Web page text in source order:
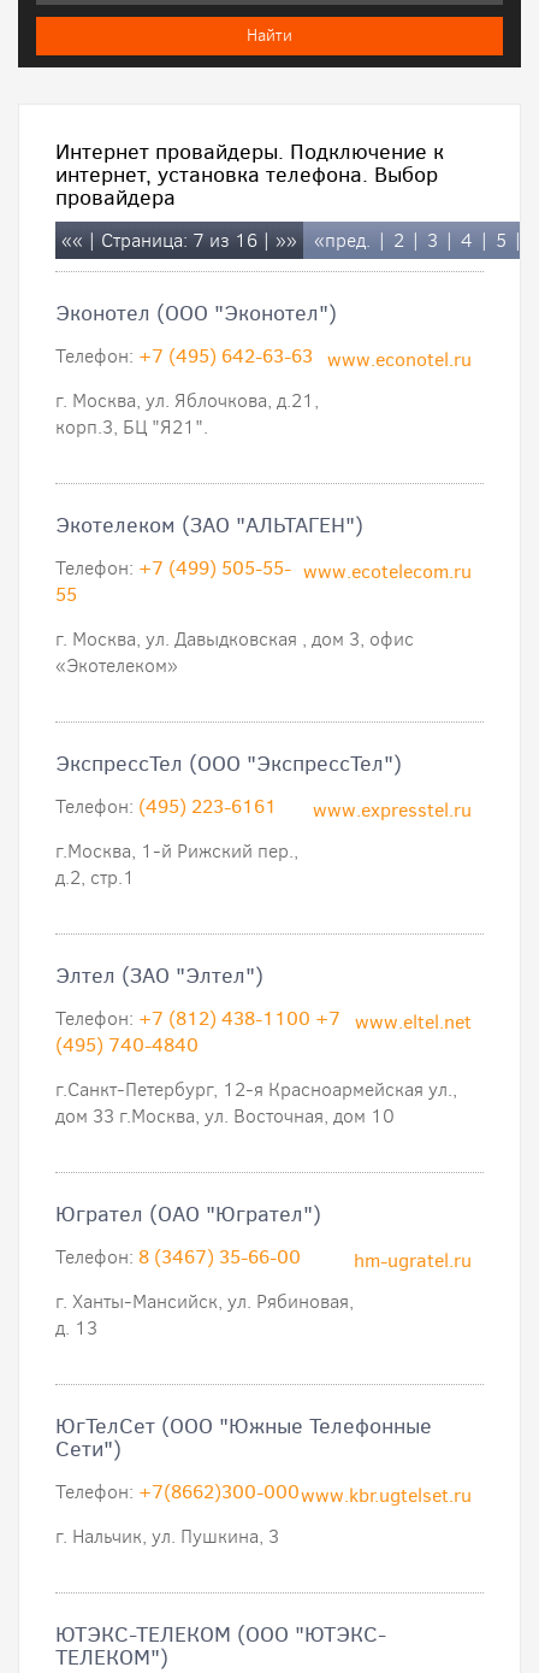
Интернет провайдеры. Подключение к
интернет, установка телефона. Выбор
провайдера
«« | Страница: 7 из 16 | »» «пред. | 2 | 3 | 4 | 5 |
Эконотел (ООО "Эконотел")
www.econotel.ru
Телефон: +7 (495) 642-63-63
г. Москва, ул. Яблочкова, д.21,
корп.3, БЦ "Я21".
Экотелеком (ЗАО "АЛЬТАГЕН")
www.ecotelecom.ru
Телефон: +7 (499) 505-55-
55
г. Москва, ул. Давыдковская , дом 3, офис
«Экотелеком»
ЭкспрессТел (ООО "ЭкспрессТел")
www.expresstel.ru
Телефон: (495) 223-6161
г.Москва, 1-й Рижский пер.,
д.2, стр.1
Элтел (ЗАО "Элтел")
www.eltel.net
Телефон: +7 (812) 438-1100 +7
(495) 740-4840
г.Санкт-Петербург, 12-я Красноармейская ул.,
дом 33 г.Москва, ул. Восточная, дом 10
Югрател (ОАО "Югрател")
hm-ugratel.ru
Телефон: 8 (3467) 35-66-00
г. Ханты-Мансийск, ул. Рябиновая,
д. 13
ЮгТелСет (ООО "Южные Телефонные
Сети")
www.kbr.ugtelset.ru
Телефон: +7(8662)300-000
г. Нальчик, ул. Пушкина, 3
ЮТЭКС-ТЕЛЕКОМ (ООО "ЮТЭКС-
ТЕЛЕКОМ")